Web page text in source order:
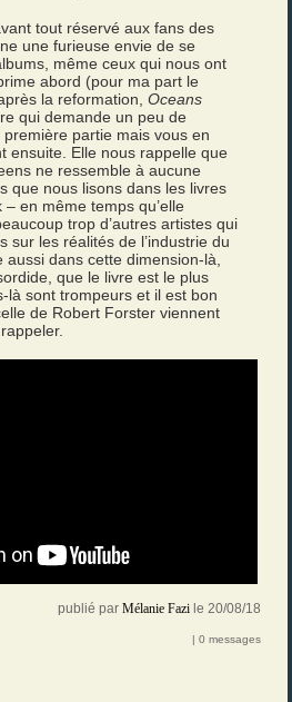
tout réservé aux fans des
une furieuse envie de se
même ceux qui nous ont
abord (pour ma part le
la reformation,Oceans
qui demande un peu de
partie mais vous en
ensuite. Elle nous rappelle que
ne ressemble à aucune
que nous lisons dans les livres
en même temps qu’elle
trop d’autres artistes qui
sur les réalités de l’industrie du
aussi dans cette dimension-là,
que le livre est le plus
là sont trompeurs et il est bon
de Robert Forster viennent
publié par Mélanie Fazi le 20/08/18
| 0 messages